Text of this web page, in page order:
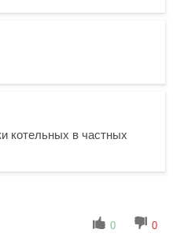
котельных в частных
0 0